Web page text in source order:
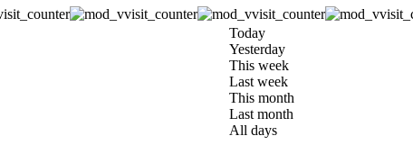
Today
Yesterday
This week
Last week
This month
Last month
All days